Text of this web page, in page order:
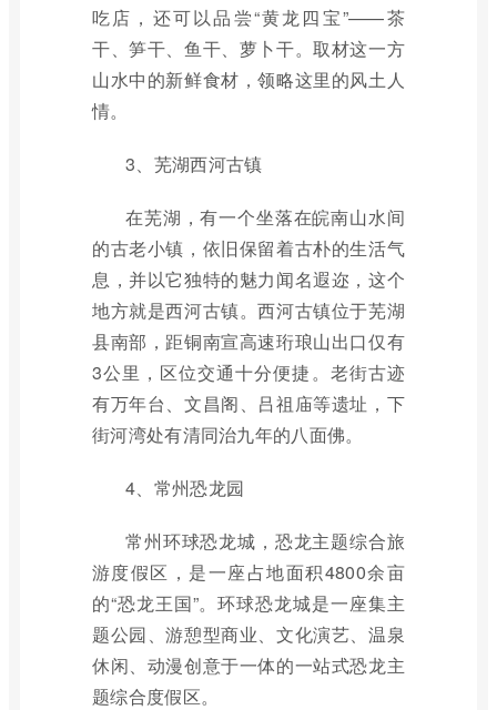
吃店，还可以品尝“黄龙四宝”——茶
干、笋干、鱼干、萝卜干。取材这一方
山水中的新鲜食材，领略这里的风土人
情。
3、芜湖西河古镇
在芜湖，有一个坐落在皖南山水间
的古老小镇，依旧保留着古朴的生活气
息，并以它独特的魅力闻名遐迩，这个
地方就是西河古镇。西河古镇位于芜湖
县南部，距铜南宣高速珩琅山出口仅有
3公里，区位交通十分便捷。老街古迹
有万年台、文昌阁、吕祖庙等遗址，下
街河湾处有清同治九年的八面佛。
4、常州恐龙园
常州环球恐龙城，恐龙主题综合旅
游度假区，是一座占地面积4800余亩
的“恐龙王国”。环球恐龙城是一座集主
题公园、游憩型商业、文化演艺、温泉
休闲、动漫创意于一体的一站式恐龙主
题综合度假区。